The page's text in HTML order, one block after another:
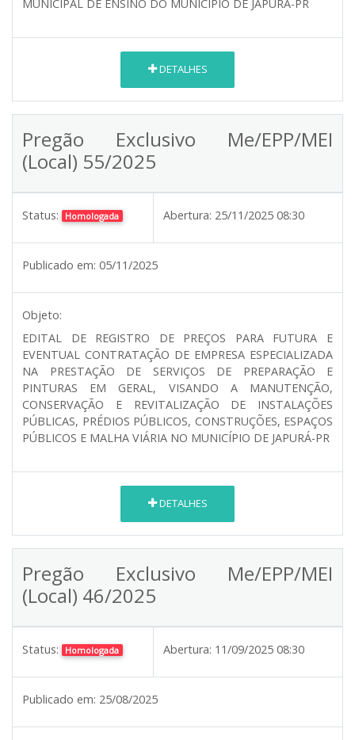
MUNICIPAL DE ENSINO DO MUNICIPIO DE JAPURA-PR
DETALHES
Pregão Exclusivo Me/EPP/MEI
(Local) 55/2025
Status: Homologada Abertura: 25/11/2025 08:30
Publicado em: 05/11/2025
Objeto:
EDITAL DE REGISTRO DE PREÇOS PARA FUTURA E
EVENTUAL CONTRATAÇÃO DE EMPRESA ESPECIALIZADA
NA PRESTAÇÃO DE SERVIÇOS DE PREPARAÇÃO E
PINTURAS EM GERAL, VISANDO A MANUTENÇÃO,
CONSERVAÇÃO E REVITALIZAÇÃO DE INSTALAÇÕES
PÚBLICAS, PRÉDIOS PÚBLICOS, CONSTRUÇÕES, ESPAÇOS
PÚBLICOS E MALHA VIÁRIA NO MUNICÍPIO DE JAPURÁ-PR
DETALHES
Pregão Exclusivo Me/EPP/MEI
(Local) 46/2025
Status: Homologada Abertura: 11/09/2025 08:30
Publicado em: 25/08/2025